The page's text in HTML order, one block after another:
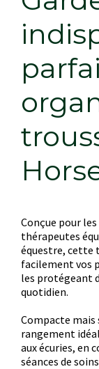
Conçue pour
thérapeutes
équestre, cette
facilement vos
les protégeant
quotidien.
Compacte mais
rangement
aux écuries, en
séances de